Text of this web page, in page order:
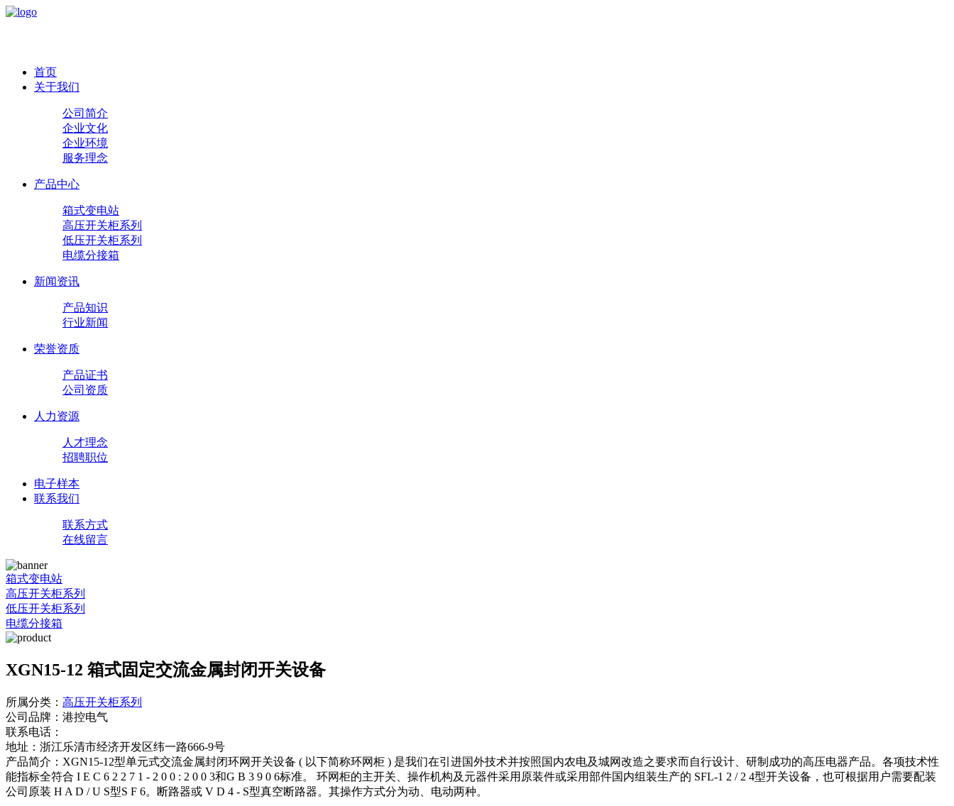
首页
关于我们
公司简介
企业文化
企业环境
服务理念
产品中心
箱式变电站
高压开关柜系列
低压开关柜系列
电缆分接箱
新闻资讯
产品知识
行业新闻
荣誉资质
产品证书
公司资质
人力资源
人才理念
招聘职位
电子样本
联系我们
联系方式
在线留言
箱式变电站
高压开关柜系列
低压开关柜系列
电缆分接箱
XGN15-12 箱式固定交流金属封闭开关设备
所属分类： 高压开关柜系列
公司品牌： 港控电气
联系电话：
地址： 浙江乐清市经济开发区纬一路666-9号
产品简介： XGN15-12型单元式交流金属封闭环网开关设备 ( 以下简称环网柜 ) 是我们在引进国外技术并按照国内农电及城网改造之要求而自行设计、研制成功的高压电器产品。各项技术性
能指标全符合 I E C 6 2 2 7 1 - 2 0 0 : 2 0 0 3和G B 3 9 0 6标准。 环网柜的主开关、操作机构及元器件采用原装件或采用部件国内组装生产的 SFL-1 2 / 2 4型开关设备，也可根据用户需要配装
公司原装 H A D / U S型S F 6。断路器或 V D 4 - S型真空断路器。其操作方式分为动、电动两种。